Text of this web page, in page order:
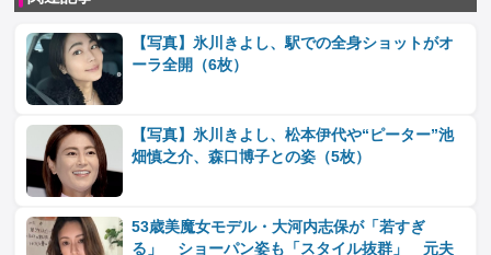
【写真】氷川きよし、駅での全身ショットがオ
ーラ全開（6枚）
【写真】氷川きよし、松本伊代や“ピーター”池
畑慎之介、森口博子との姿（5枚）
53歳美魔女モデル・大河内志保が「若すぎ
る」 ショーパン姿も「スタイル抜群」 元夫